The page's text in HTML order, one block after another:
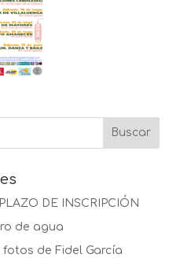
DE INSCRIPCIÓN
de agua
fotos de Fidel García